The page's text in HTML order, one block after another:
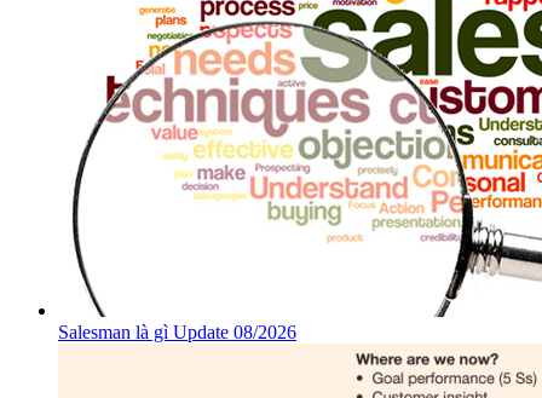
Salesman là gì Update 08/2026